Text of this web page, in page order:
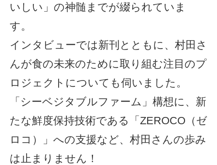
いしい」の神髄までが綴られていま
す。
インタビューでは新刊とともに、村田さ
んが食の未来のために取り組む注目のプ
ロジェクトについても伺いました。
「シーベジタブルファーム」構想に、新
たな鮮度保持技術である「ZEROCO（ゼ
ロコ）」への支援など、村田さんの歩み
は止まりません！